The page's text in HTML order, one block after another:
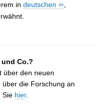
in deutschen
,
Co.?
über den neuen
die Forschung an
Sie hier.